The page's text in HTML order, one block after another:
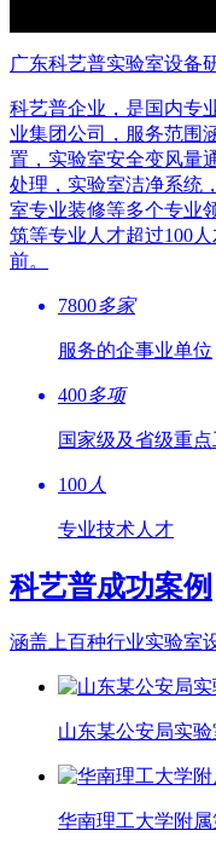
广东科艺普实验室设备
科艺普企业，是国内专
业集团公司，服务范围
置，实验室安全变风量
处理，实验室洁净系统
室专业装修等多个专业
筑等专业人才超过100
前。
7800多家
服务的企事业单位
400多项
国家级及省级重
100 人
专业技术人才
科艺普成功案例
涵盖上百种行业实验室
山东某公安局实
华南理工大学附